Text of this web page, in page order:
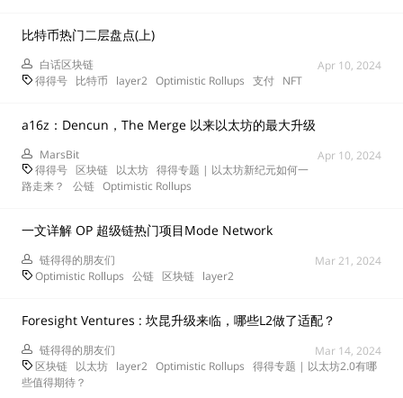
比特币热门二层盘点(上)
白话区块链
Apr 10, 2024
得得号 比特币 layer2 Optimistic Rollups 支付 NFT
a16z：Dencun，The Merge 以来以太坊的最大升级
MarsBit
Apr 10, 2024
得得号 区块链 以太坊 得得专题 | 以太坊新纪元如何一
路走来？
公链 Optimistic Rollups
一文详解 OP 超级链热门项目Mode Network
链得得的朋友们
Mar 21, 2024
Optimistic Rollups 公链 区块链 layer2
Foresight Ventures : 坎昆升级来临，哪些L2做了适配？
链得得的朋友们
Mar 14, 2024
区块链 以太坊 layer2 Optimistic Rollups 得得专题 | 以太坊2.0有哪
些值得期待？